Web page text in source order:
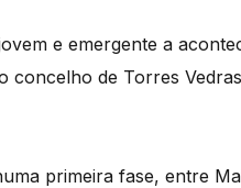
e emergente a
concelho de Torres
primeira fase, entre